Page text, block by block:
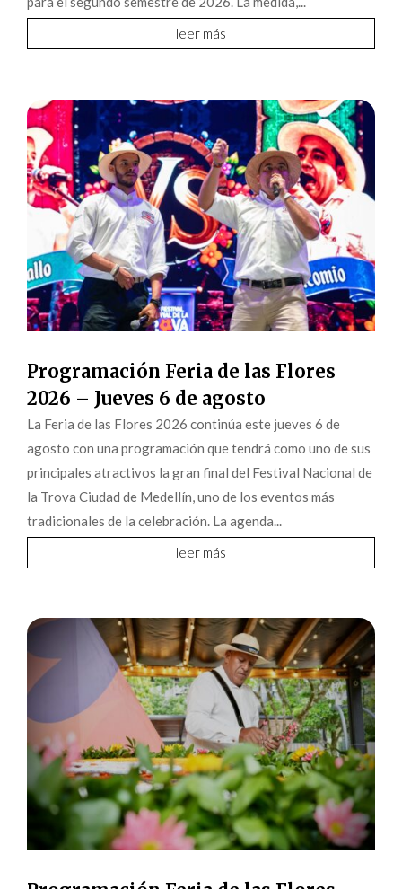
leer más
Programación Feria de las Flores
2026 – Jueves 6 de agosto
La Feria de las Flores 2026 continúa este jueves 6 de
agosto con una programación que tendrá como uno de sus
principales atractivos la gran final del Festival Nacional de
la Trova Ciudad de Medellín, uno de los eventos más
tradicionales de la celebración. La agenda...
leer más